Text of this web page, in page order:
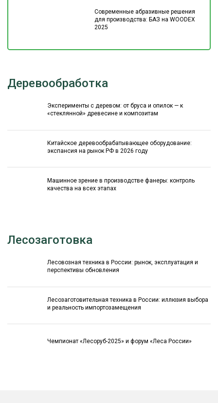
Современные абразивные решения
для производства: БАЗ на WOODEX
2025
Деревообработка
Эксперименты с деревом: от бруса и опилок — к
«стеклянной» древесине и композитам
Китайское деревообрабатывающее оборудование:
экспансия на рынок РФ в 2026 году
Машинное зрение в производстве фанеры: контроль
качества на всех этапах
Лесозаготовка
Лесовозная техника в России: рынок, эксплуатация и
перспективы обновления
Лесозаготовительная техника в России: иллюзия выбора
и реальность импортозамещения
Чемпионат «Лесоруб-2025» и форум «Леса России»